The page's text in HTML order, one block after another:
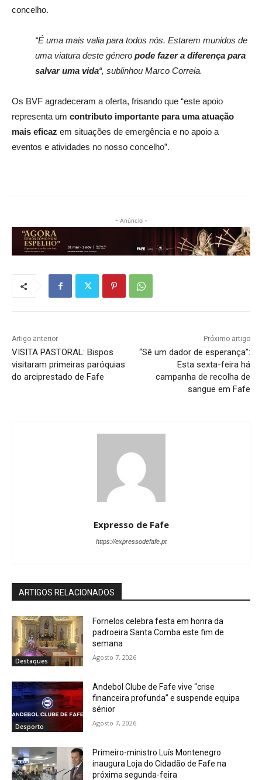
concelho.
“É uma mais valia para todos nós. Estarem munidos de
uma viatura deste género pode fazer a diferença para
salvar uma vida“, sublinhou Marco Correia.
Os BVF agradeceram a oferta, frisando que “este apoio
representa um contributo importante para uma atuação
mais eficaz em situações de emergência e no apoio a
eventos e atividades no nosso concelho”.
- Anúncio -
Artigo anterior
VISITA PASTORAL: Bispos
visitaram primeiras paróquias
do arciprestado de Fafe
Próximo artigo
“Sê um dador de esperança”:
Esta sexta-feira há
campanha de recolha de
sangue em Fafe
Expresso de Fafe
https://expressodefafe.pt
ARTIGOS RELACIONADOS
Destaques
Fornelos celebra festa em honra da
padroeira Santa Comba este fim de
semana
Agosto 7, 2026
Desporto
Andebol Clube de Fafe vive “crise
financeira profunda” e suspende equipa
sénior
Agosto 7, 2026
Primeiro-ministro Luís Montenegro
inaugura Loja do Cidadão de Fafe na
próxima segunda-feira